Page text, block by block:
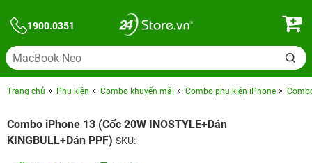
1900.0351
Trang chủ Phụ kiện Combo khuyến mãi Combo phụ kiện iPhone
Combo iPhone 13 (Cốc 20W INOSTYLE+Dán
KINGBULL+Dán PPF) SKU: